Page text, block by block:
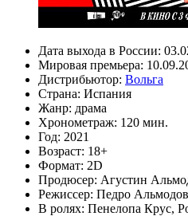
Дата выхода в России:
Мировая премьера:
Дистрибьютор: Вольга
Страна: Испания
Жанр: драма
Хронометраж: 120 мин.
Год: 2021
Возраст: 18+
Формат: 2D
Продюсер: Агустин
Режиссер: Педро
В ролях: Пенелопа Крус,